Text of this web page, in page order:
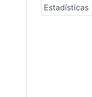
Estadísticas